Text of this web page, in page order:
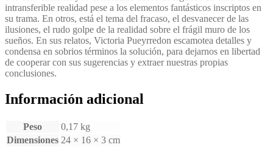
intransferible realidad pese a los elementos fantásticos inscriptos en
su trama. En otros, está el tema del fracaso, el desvanecer de las
ilusiones, el rudo golpe de la realidad sobre el frágil muro de los
sueños. En sus relatos, Victoria Pueyrredon escamotea detalles y
condensa en sobrios términos la solución, para dejarnos en libertad
de cooperar con sus sugerencias y extraer nuestras propias
conclusiones.
Información adicional
Peso
0,17 kg
Dimensiones 24 × 16 × 3 cm